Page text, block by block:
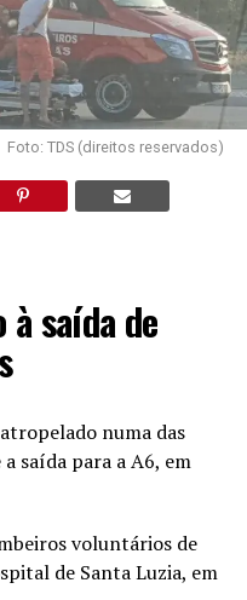
Foto: TDS (direitos reservados)
saída de
numa das
saída para a A6, em
voluntários de
de Santa Luzia, em